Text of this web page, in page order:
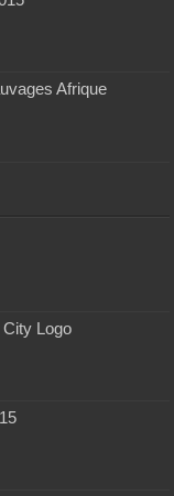
Afrique
City Logo